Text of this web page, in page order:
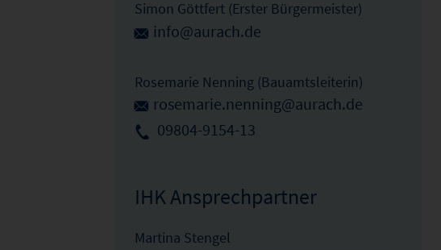
Simon Göttfert (Erster Bürgermeister)
info@aurach.de
Rosemarie Nenning (Bauamtsleiterin)
rosemarie.nenning@aurach.de
09804-9154-13
IHK Ansprechpartner
Martina Stengel